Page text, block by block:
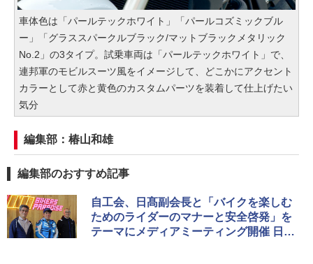
車体色は「パールテックホワイト」「パールコズミックブル
ー」「グラススパークルブラック/マットブラックメタリック
No.2」の3タイプ。試乗車両は「パールテックホワイト」で、
連邦軍のモビルスーツ風をイメージして、どこかにアクセント
カラーとして赤と黄色のカスタムパーツを装着して仕上げたい
気分
編集部：椿山和雄
編集部のおすすめ記事
自工会、日髙副会長と「バイクを楽しむ
ためのライダーのマナーと安全啓発」を
テーマにメディアミーティング開催 日髙